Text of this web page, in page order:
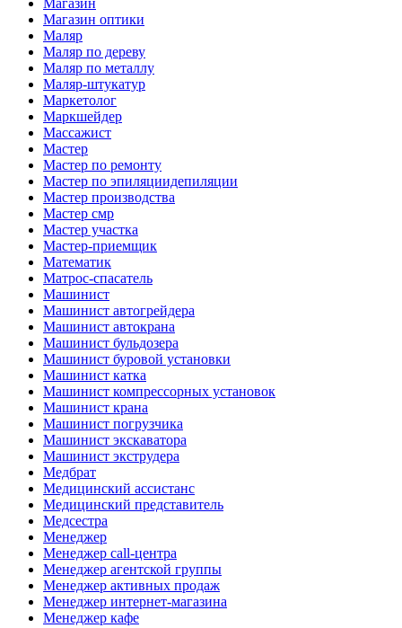
Магазин
Магазин оптики
Маляр
Маляр по дереву
Маляр по металлу
Маляр-штукатур
Маркетолог
Маркшейдер
Массажист
Мастер
Мастер по ремонту
Мастер по эпиляциидепиляции
Мастер производства
Мастер смр
Мастер участка
Мастер-приемщик
Математик
Матрос-спасатель
Машинист
Машинист автогрейдера
Машинист автокрана
Машинист бульдозера
Машинист буровой установки
Машинист катка
Машинист компрессорных установок
Машинист крана
Машинист погрузчика
Машинист экскаватора
Машинист экструдера
Медбрат
Медицинский ассистанс
Медицинский представитель
Медсестра
Менеджер
Менеджер call-центра
Менеджер агентской группы
Менеджер активных продаж
Менеджер интернет-магазина
Менеджер кафе